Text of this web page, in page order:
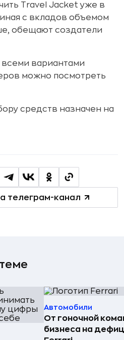
Travel Jacket уже в
с вкладов объемом
обещают создатели
вариантами
можно посмотреть
средств назначен на
телеграм-канал
Автомобили
От гоночной
бизнеса на